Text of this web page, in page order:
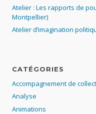
Atelier : Les rapports de
Montpellier)
Atelier d’imagination
CATÉGORIES
Accompagnement de
Analyse
Animations